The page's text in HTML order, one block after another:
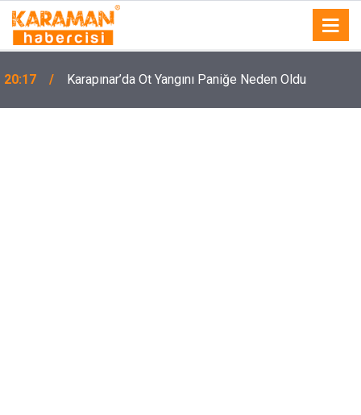
20:17 Karapınar’da Ot Yangını Paniğe Neden Oldu